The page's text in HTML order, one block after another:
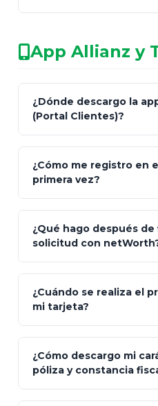
patrimonio con
redes sociales.
Característica
Fiscalidad
App Allianz y
¿Dónde descargo la
(Portal Clientes)?
Client"
App Store (iOS)
¿Cómo me registro en
primera vez?
Bienvenida
"¿Aún
Regístrate"
¿Qué hago después de
solicitud con
¿Cuándo se realiza el
mi tarjeta?
¿Cómo descargo mi
póliza y constancia